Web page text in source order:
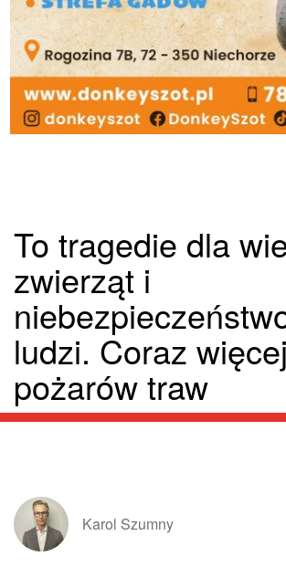
To tragedie dla
zwierząt i
ludzi. Coraz więcej
pożarów traw
Karol Szumny